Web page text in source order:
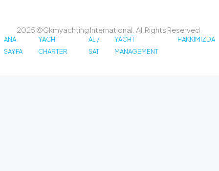
2025 ©Gkmyachting International. All Rights Reserved.
ANA
SAYFA
YACHT
CHARTER
AL /
SAT
YACHT
MANAGEMENT
HAKKIMIZDA